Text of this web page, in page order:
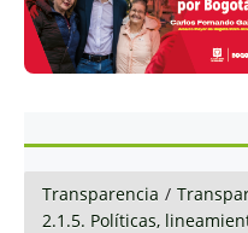
Transparencia /
2.1.5. Políticas,